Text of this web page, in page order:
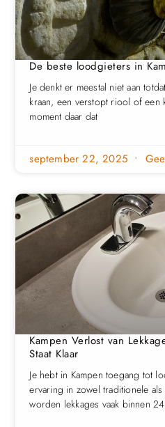
De beste loodgieters in
Je denkt er meestal niet aan
kraan, een verstopt riool of een
moment daar dat
september 22, 2025
Kampen Verlost van
Staat Klaar
Je hebt in Kampen toegang tot
ervaring in zowel traditionele
worden lekkages vaak binnen